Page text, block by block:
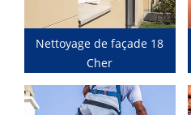
Nettoyage de façade 18
Cher